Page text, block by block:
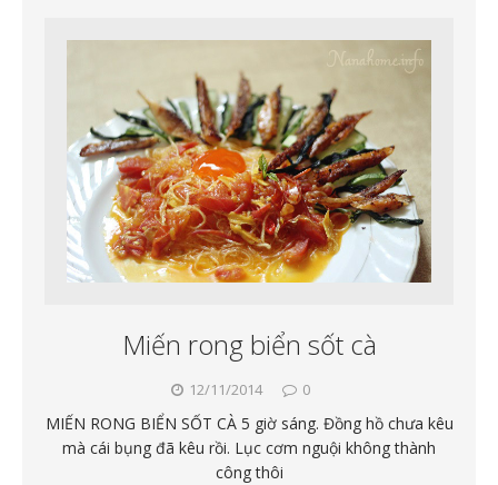
Miến rong biển sốt cà
12/11/2014 0
MIẾN RONG BIỂN SỐT CÀ 5 giờ sáng. Đồng hồ chưa kêu
mà cái bụng đã kêu rồi. Lục cơm nguội không thành
công thôi